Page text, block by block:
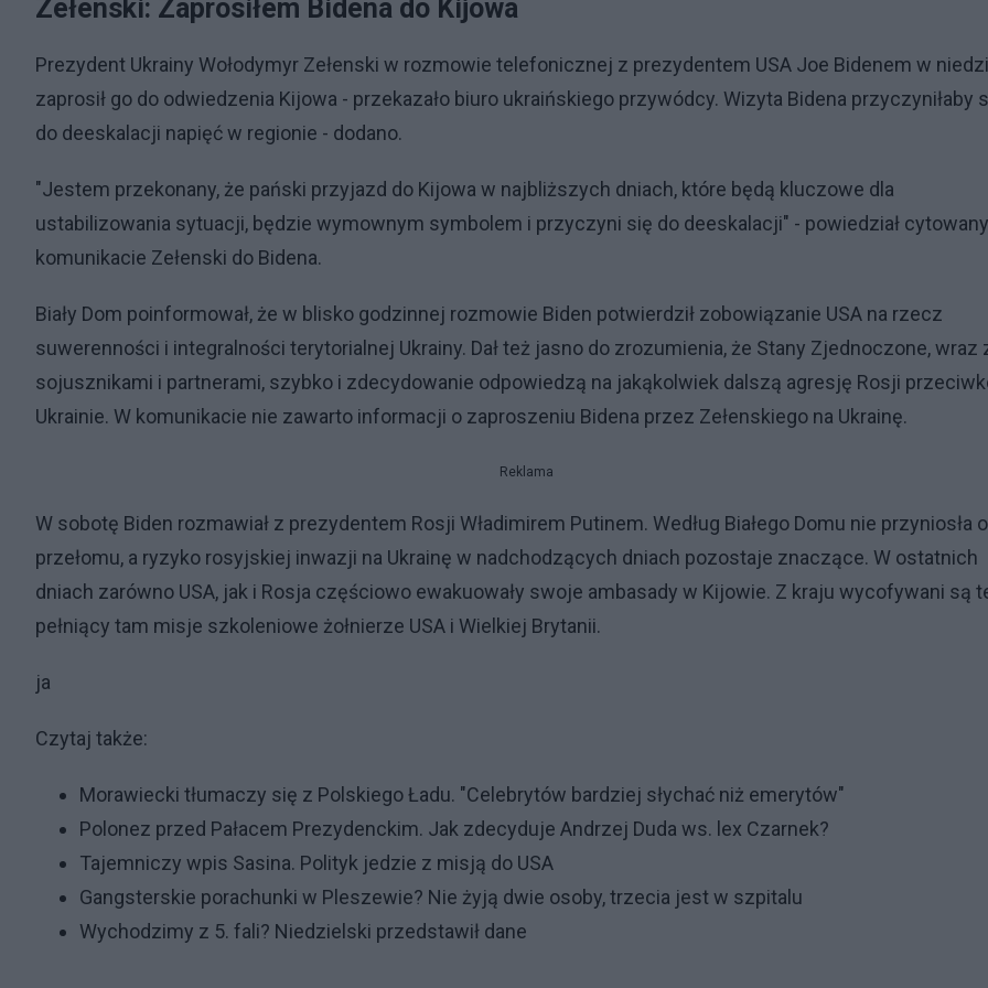
Zełenski: Zaprosiłem Bidena do Kijowa
Prezydent Ukrainy Wołodymyr Zełenski w rozmowie telefonicznej z prezydentem USA Joe Bidenem w
zaprosił go do odwiedzenia Kijowa - przekazało biuro ukraińskiego przywódcy. Wizyta Bidena przyczyniłaby
do deeskalacji napięć w regionie - dodano.
"Jestem przekonany, że pański przyjazd do Kijowa w najbliższych dniach, które będą kluczowe dla
ustabilizowania sytuacji, będzie wymownym symbolem i przyczyni się do deeskalacji" - powiedział
komunikacie Zełenski do Bidena.
Biały Dom poinformował, że w blisko godzinnej rozmowie Biden potwierdził zobowiązanie USA na rzecz
suwerenności i integralności terytorialnej Ukrainy. Dał też jasno do zrozumienia, że Stany Zjednoczone, wraz
sojusznikami i partnerami, szybko i zdecydowanie odpowiedzą na jakąkolwiek dalszą agresję Rosji
Ukrainie. W komunikacie nie zawarto informacji o zaproszeniu Bidena przez Zełenskiego na Ukrainę.
Reklama
W sobotę Biden rozmawiał z prezydentem Rosji Władimirem Putinem. Według Białego Domu nie przyniosła
przełomu, a ryzyko rosyjskiej inwazji na Ukrainę w nadchodzących dniach pozostaje znaczące. W ostatnich
dniach zarówno USA, jak i Rosja częściowo ewakuowały swoje ambasady w Kijowie. Z kraju wycofywani są
pełniący tam misje szkoleniowe żołnierze USA i Wielkiej Brytanii.
ja
Czytaj także:
Morawiecki tłumaczy się z Polskiego Ładu. "Celebrytów bardziej słychać niż emerytów"
Polonez przed Pałacem Prezydenckim. Jak zdecyduje Andrzej Duda ws. lex Czarnek?
Tajemniczy wpis Sasina. Polityk jedzie z misją do USA
Gangsterskie porachunki w Pleszewie? Nie żyją dwie osoby, trzecia jest w szpitalu
Wychodzimy z 5. fali? Niedzielski przedstawił dane